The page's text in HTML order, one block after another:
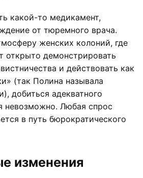
какой-то медикамент,
от тюремного врача.
женских колоний, где
открыто демонстрировать
и действовать как
(так Полина называла
добиться адекватного
невозможно. Любая спрос
в путь бюрократического
изменения